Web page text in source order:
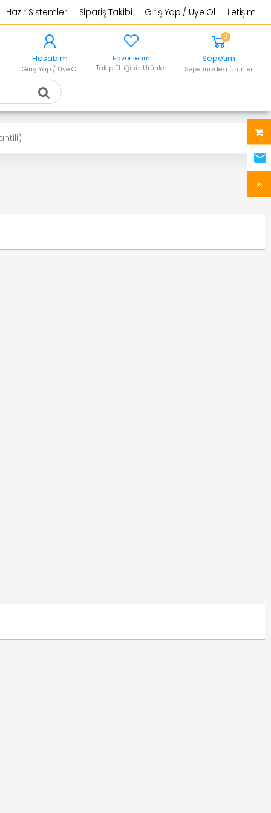
Hazır Sistemler Sipariş Takibi Giriş Yap / Üye Ol İletişim
Hesabım
Giriş Yap / Üye Ol
Favorilerim
Takip Ettiğiniz Ürünler
0
Sepetim
Sepetinizdeki Ürünler